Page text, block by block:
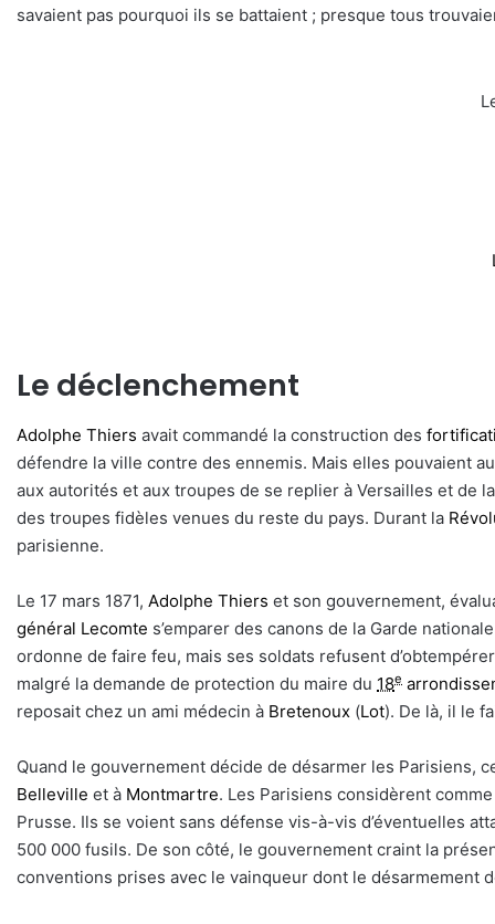
savaient pas pourquoi ils se battaient ; presque tous
Le déclenchement
Adolphe Thiers avait commandé la construction des
défendre la ville contre des ennemis. Mais elles pouvaient
aux autorités et aux troupes de se replier à Versailles et de
des troupes fidèles venues du reste du pays. Durant la
parisienne.
Le 17 mars 1871, Adolphe Thiers et son gouvernement,
général Lecomte s’emparer des canons de la Garde
ordonne de faire feu, mais ses soldats refusent
malgré la demande de protection du maire du 18e
reposait chez un ami médecin à Bretenoux (Lot). De là, il le
Quand le gouvernement décide de désarmer les Parisiens,
Belleville et à Montmartre. Les Parisiens considèrent
Prusse. Ils se voient sans défense vis-à-vis d’éventuelles
500 000 fusils. De son côté, le gouvernement craint la
conventions prises avec le vainqueur dont le désarmement